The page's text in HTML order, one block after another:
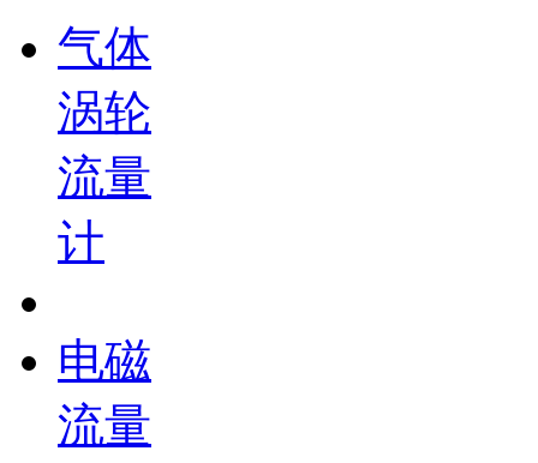
气体
涡轮
流量
计
电磁
流量